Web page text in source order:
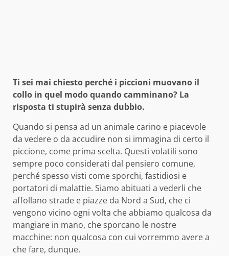
Ti sei mai chiesto perché i piccioni muovano il
collo in quel modo quando camminano? La
risposta ti stupirà senza dubbio.
Quando si pensa ad un animale carino e piacevole
da vedere o da accudire non si immagina di certo il
piccione, come prima scelta. Questi volatili sono
sempre poco considerati dal pensiero comune,
perché spesso visti come sporchi, fastidiosi e
portatori di malattie. Siamo abituati a vederli che
affollano strade e piazze da Nord a Sud, che ci
vengono vicino ogni volta che abbiamo qualcosa da
mangiare in mano, che sporcano le nostre
macchine: non qualcosa con cui vorremmo avere a
che fare, dunque.